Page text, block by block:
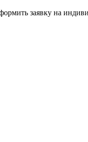
заявку на